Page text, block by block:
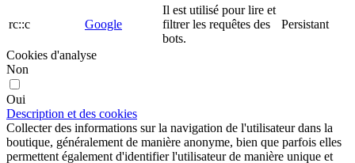
rc::c Google
Il est utilisé pour lire et
filtrer les requêtes des
bots.
Persistant
Cookies d'analyse
Non
Oui
Description et des cookies
Collecter des informations sur la navigation de l'utilisateur dans la
boutique, généralement de manière anonyme, bien que parfois elles
permettent également d'identifier l'utilisateur de manière unique et